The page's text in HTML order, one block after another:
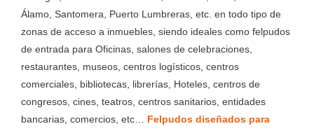
Álamo, Santomera, Puerto Lumbreras, etc. en todo tipo de
zonas de acceso a inmuebles, siendo ideales como felpudos
de entrada para Oficinas, salones de celebraciones,
restaurantes, museos, centros logísticos, centros
comerciales, bibliotecas, librerías, Hoteles, centros de
congresos, cines, teatros, centros sanitarios, entidades
bancarias, comercios, etc… Felpudos diseñados para